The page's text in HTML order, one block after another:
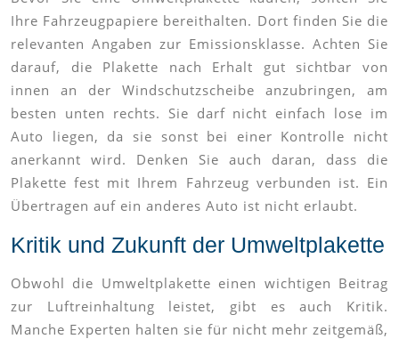
Ihre Fahrzeugpapiere bereithalten. Dort finden Sie die
relevanten Angaben zur Emissionsklasse. Achten Sie
darauf, die Plakette nach Erhalt gut sichtbar von
innen an der Windschutzscheibe anzubringen, am
besten unten rechts. Sie darf nicht einfach lose im
Auto liegen, da sie sonst bei einer Kontrolle nicht
anerkannt wird. Denken Sie auch daran, dass die
Plakette fest mit Ihrem Fahrzeug verbunden ist. Ein
Übertragen auf ein anderes Auto ist nicht erlaubt.
Kritik und Zukunft der Umweltplakette
Obwohl die Umweltplakette einen wichtigen Beitrag
zur Luftreinhaltung leistet, gibt es auch Kritik.
Manche Experten halten sie für nicht mehr zeitgemäß,